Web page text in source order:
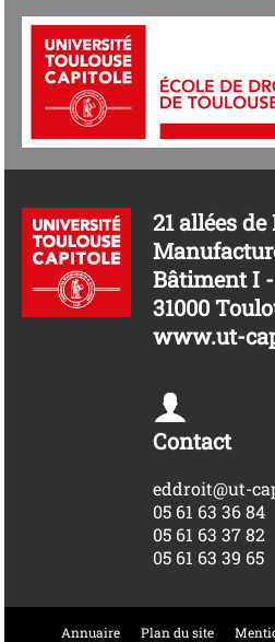
21 allées
Bâtiment I -
31000
www.ut-
Contact
eddroit@ut-
05 61 63 36 84
05 61 63 37 82
05 61 63 39 65
Annuaire Plan du site